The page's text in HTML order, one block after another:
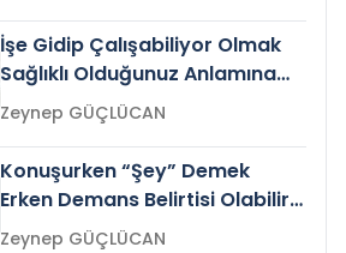
İşe Gidip Çalışabiliyor Olmak
Sağlıklı Olduğunuz Anlamına
Gelir mi?Zeynep GÜÇLÜCAN
Konuşurken “Şey” Demek
Erken Demans Belirtisi Olabilir
mi?
Zeynep GÜÇLÜCAN